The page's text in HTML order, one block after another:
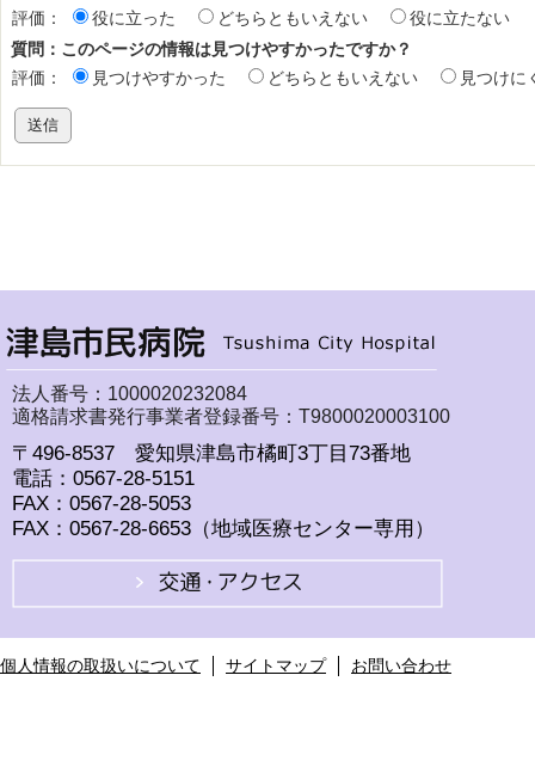
評価：
役に立った どちらともいえない
役に立たない
質問：このページの情報は見つけやすかったですか？
評価：
見つけやすかった どちらともいえない 見つけに
法人番号：1000020232084
適格請求書発行事業者登録番号：T9800020003100
〒496-8537 愛知県津島市橘町3丁目73番地
電話：0567-28-5151
FAX：0567-28-5053
FAX：0567-28-6653（地域医療センター専用）
個人情報の取扱いについて サイトマップ お問い合わせ